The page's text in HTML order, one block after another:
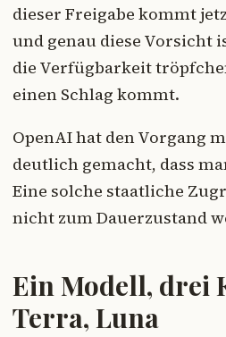
dieser Freigabe kommt
und genau diese Vorsicht
die Verfügbarkeit
einen Schlag kommt.
OpenAI hat den Vorgang
deutlich gemacht, dass
Eine solche staatliche
nicht zum Dauerzustand
Ein Modell, drei
Terra, Luna